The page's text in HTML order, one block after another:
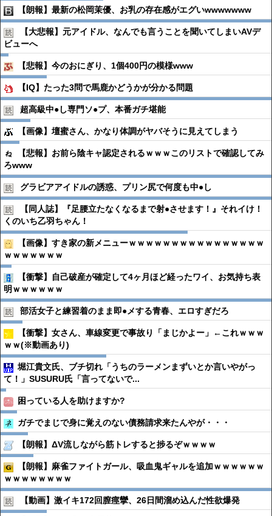
【朗報】最新の松岡茉優、お乳の存在感がエグいwwwwwww
【大悲報】元アイドル、なんでも言うことを聞いてしまいAVデ
ビューへ
【悲報】今のおにぎり、1個400円の模様www
【IQ】たった3問で馬鹿かどうかが分かる問題
超高級中●︎し専門ソ●︎プ、本番ガチ堪能
【画像】壇蜜さん、かなり体調がヤバそうに見えてしまう
【悲報】お前ら陰キャ認定されるｗｗｗこのリストで確認してみ
ろwww
グラビアアイドルの誘惑、プリン尻で何度も中●︎し
【同人誌】『足腰立たなくなるまで射●︎させます！』それイけ！
くのいち乙羽ちゃん！
【画像】すき家の新メニューｗｗｗｗｗｗｗｗｗｗｗｗｗｗｗｗ
ｗｗｗｗｗｗｗ
【衝撃】自己破産が確定して4ヶ月ほど経ったワイ、お気持ち表
明ｗｗｗｗｗｗ
部活女子と練習着のまま即●︎メする青春、エロすぎだろ
【衝撃】女さん、車線変更で事故り「まじかよー」←これｗｗｗ
ｗｗ(※動画あり)
堀江貴文氏、ブチ切れ「うちのラーメンまずいとか言いやがっ
て！」SUSURU氏「言ってないで...
困っている人を助けますか?
ガチでまじで身に覚えのない債務請求来たんやが・・・
【朗報】ΔV流しながら筋トレすると捗るぞｗｗｗｗ
【朗報】麻雀ファイトガール、吸血鬼ギャルを追加ｗｗｗｗｗｗ
ｗｗｗｗｗｗｗｗ
【動画】激イキ172回膣痙攣、26日間溜め込んだ性欲爆発